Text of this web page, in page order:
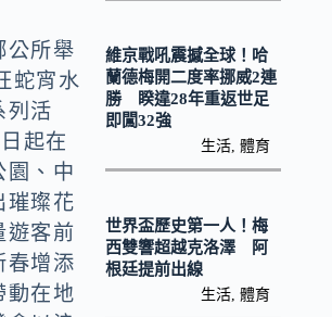
公所舉
蛇宵水
列活
起在
園、中
璀璨花
遊客前
春增添
動在地
維京戰吼震撼全球！哈
蘭德梅開二度率挪威2連
勝 睽違28年重返世足
即闖32強
生活 ,體育
世界盃歷史第一人！梅
西雙響超越克洛澤 阿
根廷提前出線
生活 ,體育